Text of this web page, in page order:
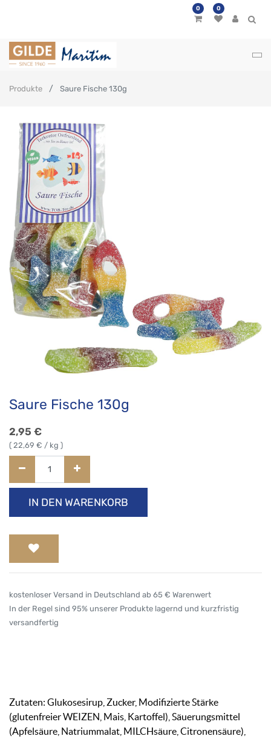
0 0
Produkte Saure Fische 130g
Saure Fische 130g
2,95 €
( 22,69 € / kg )
IN DEN WARENKORB
kostenloser Versand in Deutschland ab 65 € Warenwert
In der Regel sind 95% unserer Produkte lagernd und kurzfristig
versandfertig
Zutaten: Glukosesirup, Zucker, Modifizierte Stärke
(glutenfreier WEIZEN, Mais, Kartoffel), Säuerungsmittel
(Apfelsäure, Natriummalat, MILCHsäure, Citronensäure),